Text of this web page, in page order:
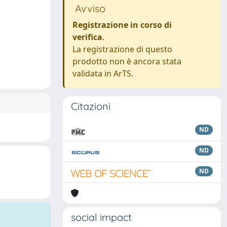
Avviso
Registrazione in corso di
verifica.
La registrazione di questo
prodotto non è ancora stata
validata in ArTS.
Citazioni
ND
ND
ND
social impact